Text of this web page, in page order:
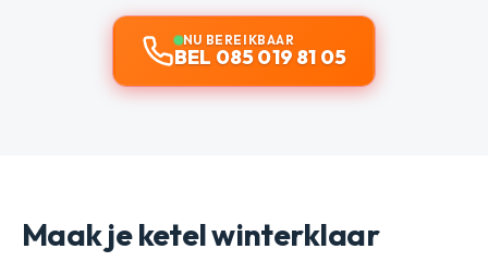
NU BEREIKBAAR
BEL 085 019 81 05
Maak je ketel winterklaar